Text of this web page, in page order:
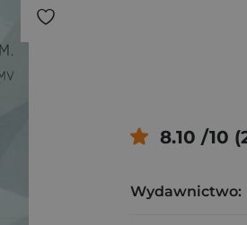
8.10 /10
Wydawnictwo: